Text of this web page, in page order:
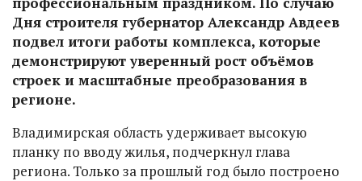
Дня строителя губернатор Александр Авдеев
подвел итоги работы комплекса, которые
демонстрируют уверенный рост объёмов
строек и масштабные преобразования в
регионе.
Владимирская область удерживает высокую
планку по вводу жилья, подчеркнул глава
региона. Только за прошлый год было построено